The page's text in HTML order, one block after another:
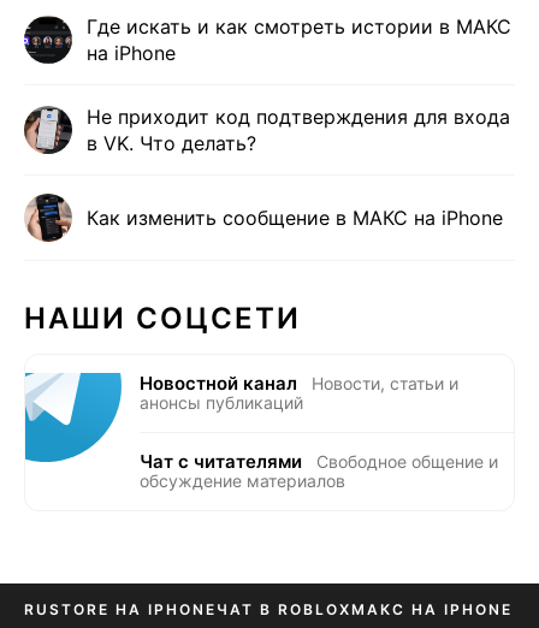
Где искать и как смотреть истории в МАКС
на iPhone
Не приходит код подтверждения для входа
в VK. Что делать?
Как изменить сообщение в МАКС на iPhone
НАШИ СОЦСЕТИ
Новостной канал
Новости, статьи и
анонсы публикаций
Чат с читателями
Свободное общение и
обсуждение материалов
RUSTORE НА IPHONE ЧАТ В ROBLOXМАКС НА IPHONE